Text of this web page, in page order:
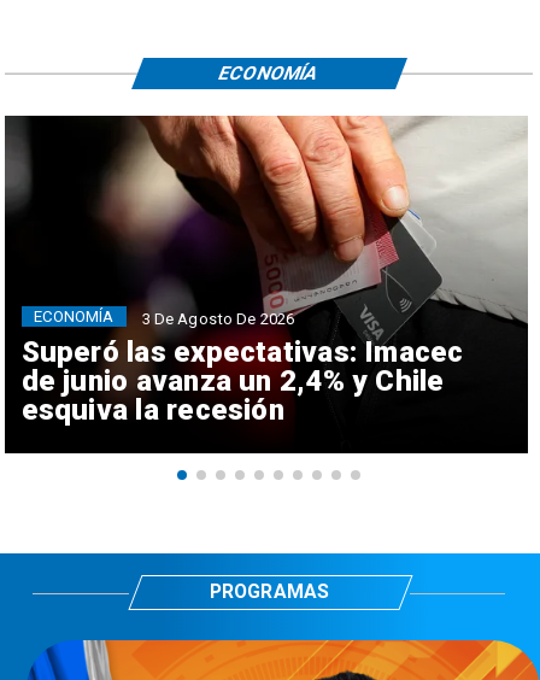
Superó las expectativas: Imacec
de junio avanza un 2,4% y Chile
esquiva la recesión
ECONOMÍA 3 De Agosto De 2026
ECONOMÍA
PROGRAMAS